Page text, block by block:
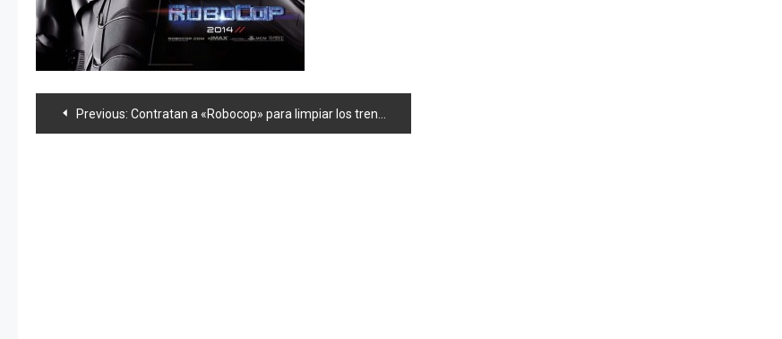
Navegación
Previous: Contratan a «Robocop» para limpiar los trenes de pervertidos